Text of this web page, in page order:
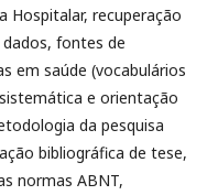
Hospitalar, recuperação
fontes de
em saúde (vocabulários
e orientação
da pesquisa
bibliográfica de tese,
normas ABNT,